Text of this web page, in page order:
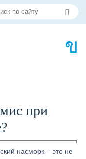
при
насморк – это не